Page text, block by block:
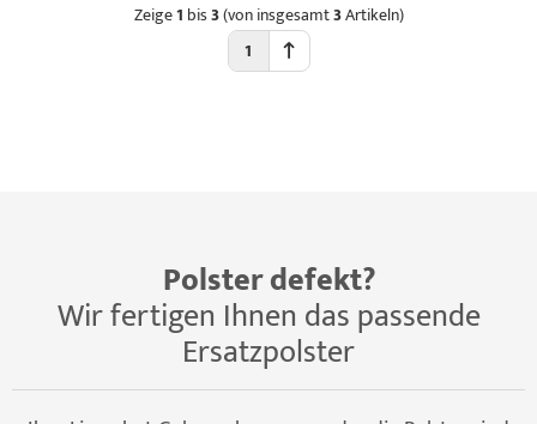
Zeige1 bis3(von insgesamt3Artikeln)
1
Polster defekt?
Wir fertigen Ihnen das passende
Ersatzpolster